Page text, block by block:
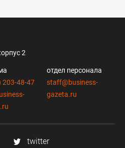
2
203-48-47
отдел персонала
staff@business-
gazeta.ru
twitter